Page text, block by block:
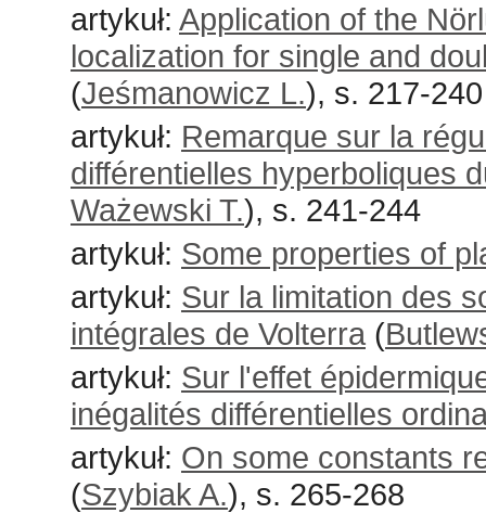
artykuł: Application of the
localization for single and
(Jeśmanowicz L.), s. 217-240
artykuł: Remarque sur la
différentielles hyperboliques
Ważewski T.), s. 241-244
artykuł: Some properties of
artykuł: Sur la limitation des
intégrales de Volterra (
artykuł: Sur l'effet
inégalités différentielles
artykuł: On some constants
(Szybiak A.), s. 265-268